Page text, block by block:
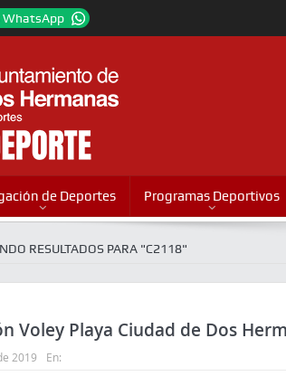
WhatsApp
de Deportes Programas Deportivos
RESULTADOS PARA "C2118"
Voley Playa Ciudad de Dos
2019 En: